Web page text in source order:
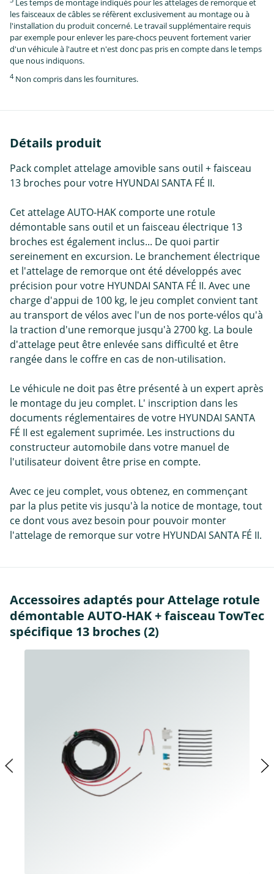
Les temps de montage indiqués pour les attelages de remorque et
les faisceaux de câbles se réfèrent exclusivement au montage ou à
l'installation du produit concerné. Le travail supplémentaire requis
par exemple pour enlever les pare-chocs peuvent fortement varier
d'un véhicule à l'autre et n'est donc pas pris en compte dans le temps
que nous indiquons.
4 Non compris dans les fournitures.
Détails produit
Pack complet attelage amovible sans outil + faisceau
13 broches pour votre HYUNDAI SANTA FÉ II.
Cet attelage AUTO-HAK comporte une rotule
démontable sans outil et un faisceau électrique 13
broches est également inclus... De quoi partir
sereinement en excursion. Le branchement électrique
et l'attelage de remorque ont été développés avec
précision pour votre HYUNDAI SANTA FÉ II. Avec une
charge d'appui de 100 kg, le jeu complet convient tant
au transport de vélos avec l'un de nos porte-vélos qu'à
la traction d'une remorque jusqu'à 2700 kg. La boule
d'attelage peut être enlevée sans difficulté et être
rangée dans le coffre en cas de non-utilisation.
Le véhicule ne doit pas être présenté à un expert après
le montage du jeu complet. L' inscription dans les
documents réglementaires de votre HYUNDAI SANTA
FÉ II est egalement suprimée. Les instructions du
constructeur automobile dans votre manuel de
l'utilisateur doivent être prise en compte.
Avec ce jeu complet, vous obtenez, en commençant
par la plus petite vis jusqu'à la notice de montage, tout
ce dont vous avez besoin pour pouvoir monter
l'attelage de remorque sur votre HYUNDAI SANTA FÉ II.
Accessoires adaptés pour Attelage rotule
démontable AUTO-HAK + faisceau TowTec
spécifique 13 broches (2)